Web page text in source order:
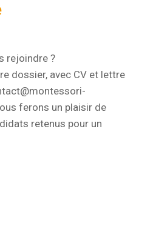
rejoindre ?
dossier, avec CV et lettre
ferons un plaisir de
retenus pour un